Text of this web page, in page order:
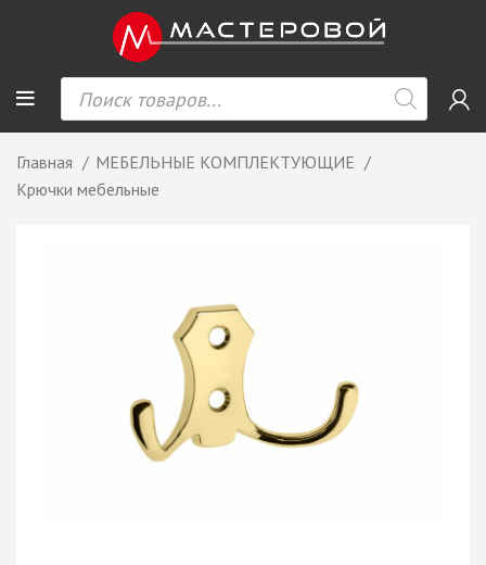
Главная
МЕБЕЛЬНЫЕ КОМПЛЕКТУЮЩИЕ
Крючки мебельные